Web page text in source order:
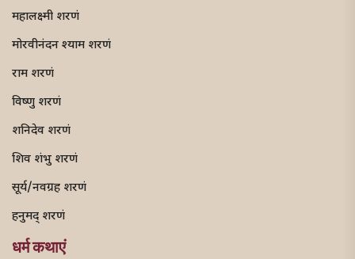
महालक्ष्मी शरणं
मोरवीनंदन श्याम शरणं
राम शरणं
विष्णु शरणं
शनिदेव शरणं
शिव शंभु शरणं
सूर्य/नवग्रह शरणं
हनुमद् शरणं
धर्म कथाएं